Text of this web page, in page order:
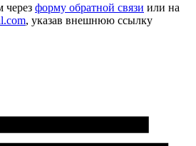
через форму обратной связи или на
, указав внешнюю ссылку